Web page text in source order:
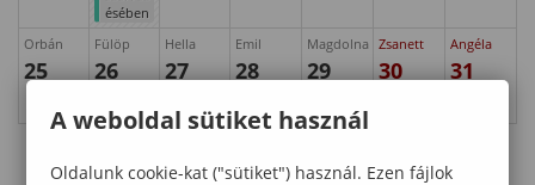
ésében
Orbán
25
Fülöp
26
Hella
27
Emil
28
Magdolna
29
Zsanett
30
Angéla
31
A weboldal sütiket használ
Oldalunk cookie-kat ("sütiket") használ. Ezen fájlok